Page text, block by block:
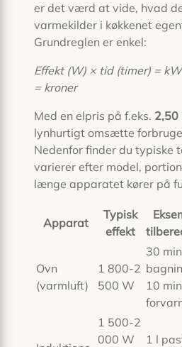
er det værd at vide, hvad
varme­kilder i køkkenet
Grundreglen er enkel:
Effekt (W) × tid (timer) =
= kroner
Med en elpris på f.eks. 2,50
lynhurtigt omsætte
Nedenfor finder du typiske
varierer efter model,
længe apparatet kører på
Apparat
Typisk
effekt
Ovn
(varmluft)
1 800-2
500 W
30 min
10 min
1 500-2
000 W
1 l